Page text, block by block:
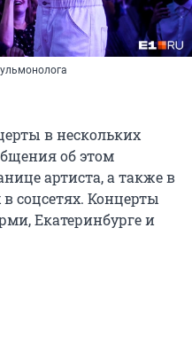
в нескольких
об этом
артиста, а также в
соцсетях. Концерты
Екатеринбурге и